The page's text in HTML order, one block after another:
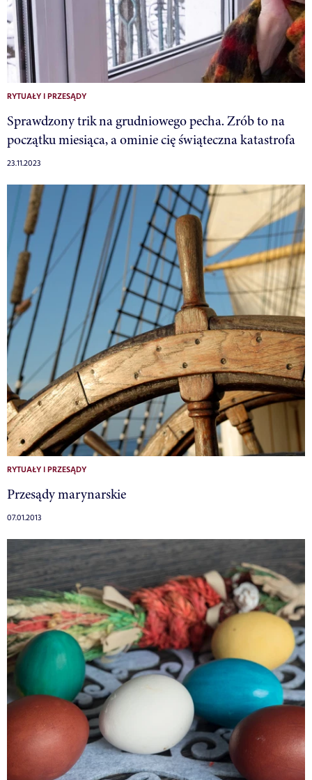
RYTUAŁY I PRZESĄDY
Sprawdzony trik na grudniowego pecha. Zrób to na
początku miesiąca, a ominie cię świąteczna katastrofa
23.11.2023
RYTUAŁY I PRZESĄDY
Przesądy marynarskie
07.01.2013